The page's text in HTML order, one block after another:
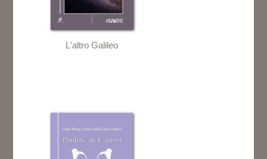
L'altro Galileo